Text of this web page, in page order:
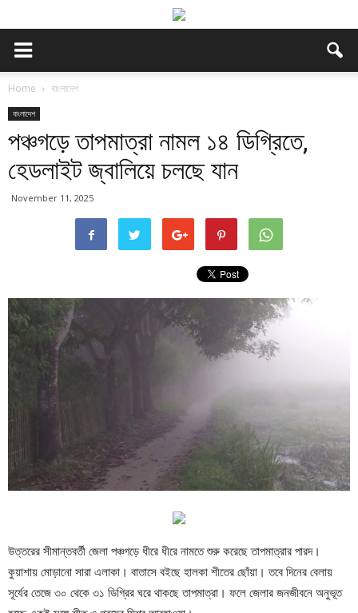
Home বাংলাদেশ
বাংলাদেশ
পঞ্চগড়ে তাপমাত্রা নামল ১৪ ডিগ্রিতে,
হেডলাইট জ্বালিয়ে চলছে যান
November 11, 2025
উত্তরের সীমান্তবর্তী জেলা পঞ্চগড়ে ধীরে ধীরে নামতে শুরু করেছে তাপমাত্রার পারদ।
কুয়াশায় মোড়ানো সারা এলাকা। বাতাসে বইছে হালকা শীতের ছোঁয়া। তবে দিনের বেলায়
সূর্যের তেজে ৩০ থেকে ৩১ ডিগ্রির ঘরে থাকছে তাপমাত্রা। ফলে জেলার জনজীবনে অনুভূত